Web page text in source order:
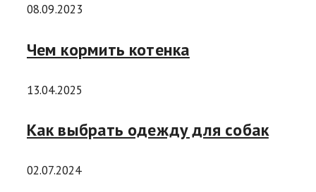
08.09.2023
Чем кормить котенка
13.04.2025
Как выбрать одежду для собак
02.07.2024